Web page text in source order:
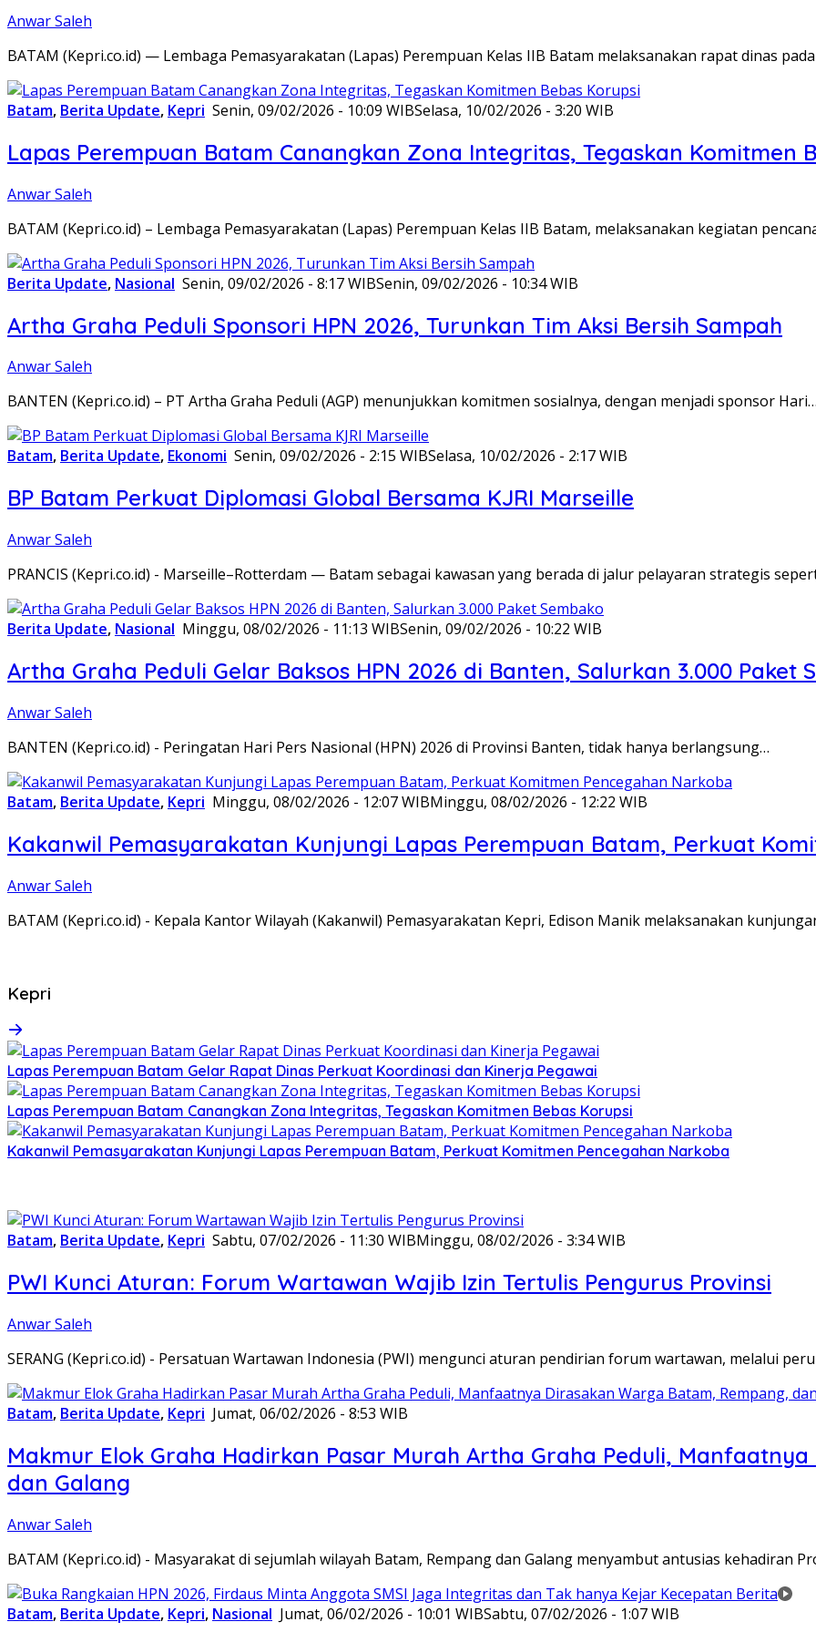
Anwar Saleh
BATAM (Kepri.co.id) — Lembaga Pemasyarakatan (Lapas) Perempuan Kelas IIB Batam melaksanakan rapat dinas
Batam, Berita Update, Kepri Senin, 09/02/2026 - 10:09 WIBSelasa, 10/02/2026 - 3:20 WIB
Lapas Perempuan Batam Canangkan Zona Integritas, Tegaskan Komitmen
Anwar Saleh
BATAM (Kepri.co.id) – Lembaga Pemasyarakatan (Lapas) Perempuan Kelas IIB Batam, melaksanakan kegiatan
Berita Update, Nasional Senin, 09/02/2026 - 8:17 WIBSenin, 09/02/2026 - 10:34 WIB
Artha Graha Peduli Sponsori HPN 2026, Turunkan Tim Aksi Bersih Sampah
Anwar Saleh
BANTEN (Kepri.co.id) – PT Artha Graha Peduli (AGP) menunjukkan komitmen sosialnya, dengan menjadi sponsor Hari…
Batam, Berita Update, Ekonomi Senin, 09/02/2026 - 2:15 WIBSelasa, 10/02/2026 - 2:17 WIB
BP Batam Perkuat Diplomasi Global Bersama KJRI Marseille
Anwar Saleh
PRANCIS (Kepri.co.id) - Marseille–Rotterdam — Batam sebagai kawasan yang berada di jalur pelayaran strategis
Berita Update, Nasional Minggu, 08/02/2026 - 11:13 WIBSenin, 09/02/2026 - 10:22 WIB
Artha Graha Peduli Gelar Baksos HPN 2026 di Banten, Salurkan 3.000 Paket
Anwar Saleh
BANTEN (Kepri.co.id) - Peringatan Hari Pers Nasional (HPN) 2026 di Provinsi Banten, tidak hanya berlangsung…
Batam, Berita Update, Kepri Minggu, 08/02/2026 - 12:07 WIBMinggu, 08/02/2026 - 12:22 WIB
Kakanwil Pemasyarakatan Kunjungi Lapas Perempuan Batam, Perkuat
Anwar Saleh
BATAM (Kepri.co.id) - Kepala Kantor Wilayah (Kakanwil) Pemasyarakatan Kepri, Edison Manik melaksanakan
Kepri
Lapas Perempuan Batam Gelar Rapat Dinas Perkuat Koordinasi dan Kinerja Pegawai
Lapas Perempuan Batam Canangkan Zona Integritas, Tegaskan Komitmen Bebas Korupsi
Kakanwil Pemasyarakatan Kunjungi Lapas Perempuan Batam, Perkuat Komitmen Pencegahan Narkoba
Batam, Berita Update, Kepri Sabtu, 07/02/2026 - 11:30 WIBMinggu, 08/02/2026 - 3:34 WIB
PWI Kunci Aturan: Forum Wartawan Wajib Izin Tertulis Pengurus Provinsi
Anwar Saleh
SERANG (Kepri.co.id) - Persatuan Wartawan Indonesia (PWI) mengunci aturan pendirian forum wartawan, melalui
Batam, Berita Update, Kepri Jumat, 06/02/2026 - 8:53 WIB
Makmur Elok Graha Hadirkan Pasar Murah Artha Graha Peduli,
dan Galang
Anwar Saleh
BATAM (Kepri.co.id) - Masyarakat di sejumlah wilayah Batam, Rempang dan Galang menyambut antusias kehadiran
Batam, Berita Update, Kepri, Nasional Jumat, 06/02/2026 - 10:01 WIBSabtu, 07/02/2026 - 1:07 WIB